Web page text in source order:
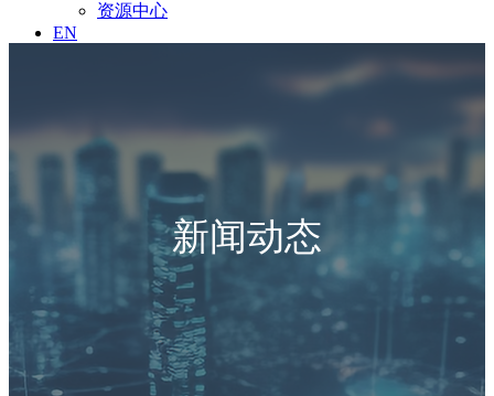
资源中心
EN
新闻动态